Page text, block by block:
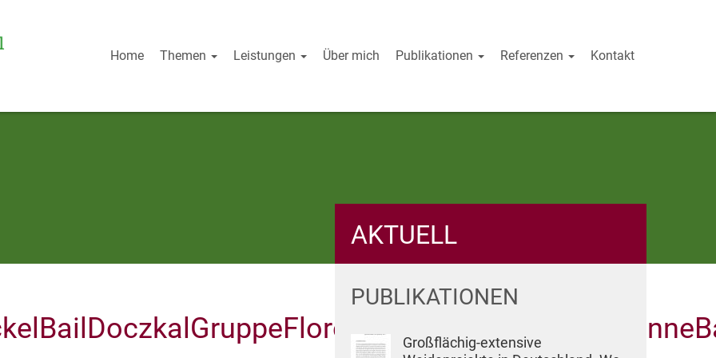
Home Themen Leistungen Über mich Publikationen Referenzen Kontakt
AKTUELL
PUBLIKATIONEN
Großflächig-extensive